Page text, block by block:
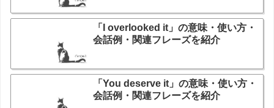
「I overlooked it」の意味・使い方・
会話例・関連フレーズを紹介
「You deserve it」の意味・使い方・
会話例・関連フレーズを紹介